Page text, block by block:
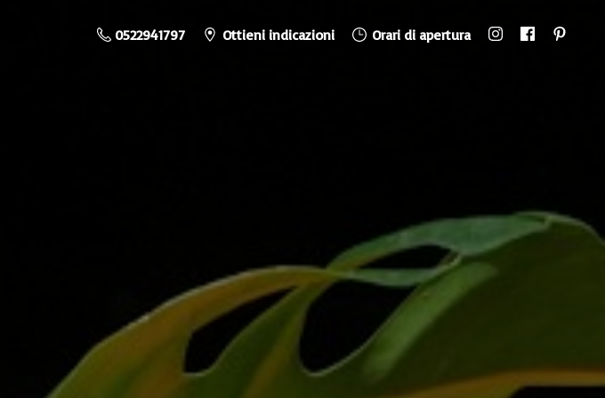
0522941797 Ottieni indicazioni Orari di apertura